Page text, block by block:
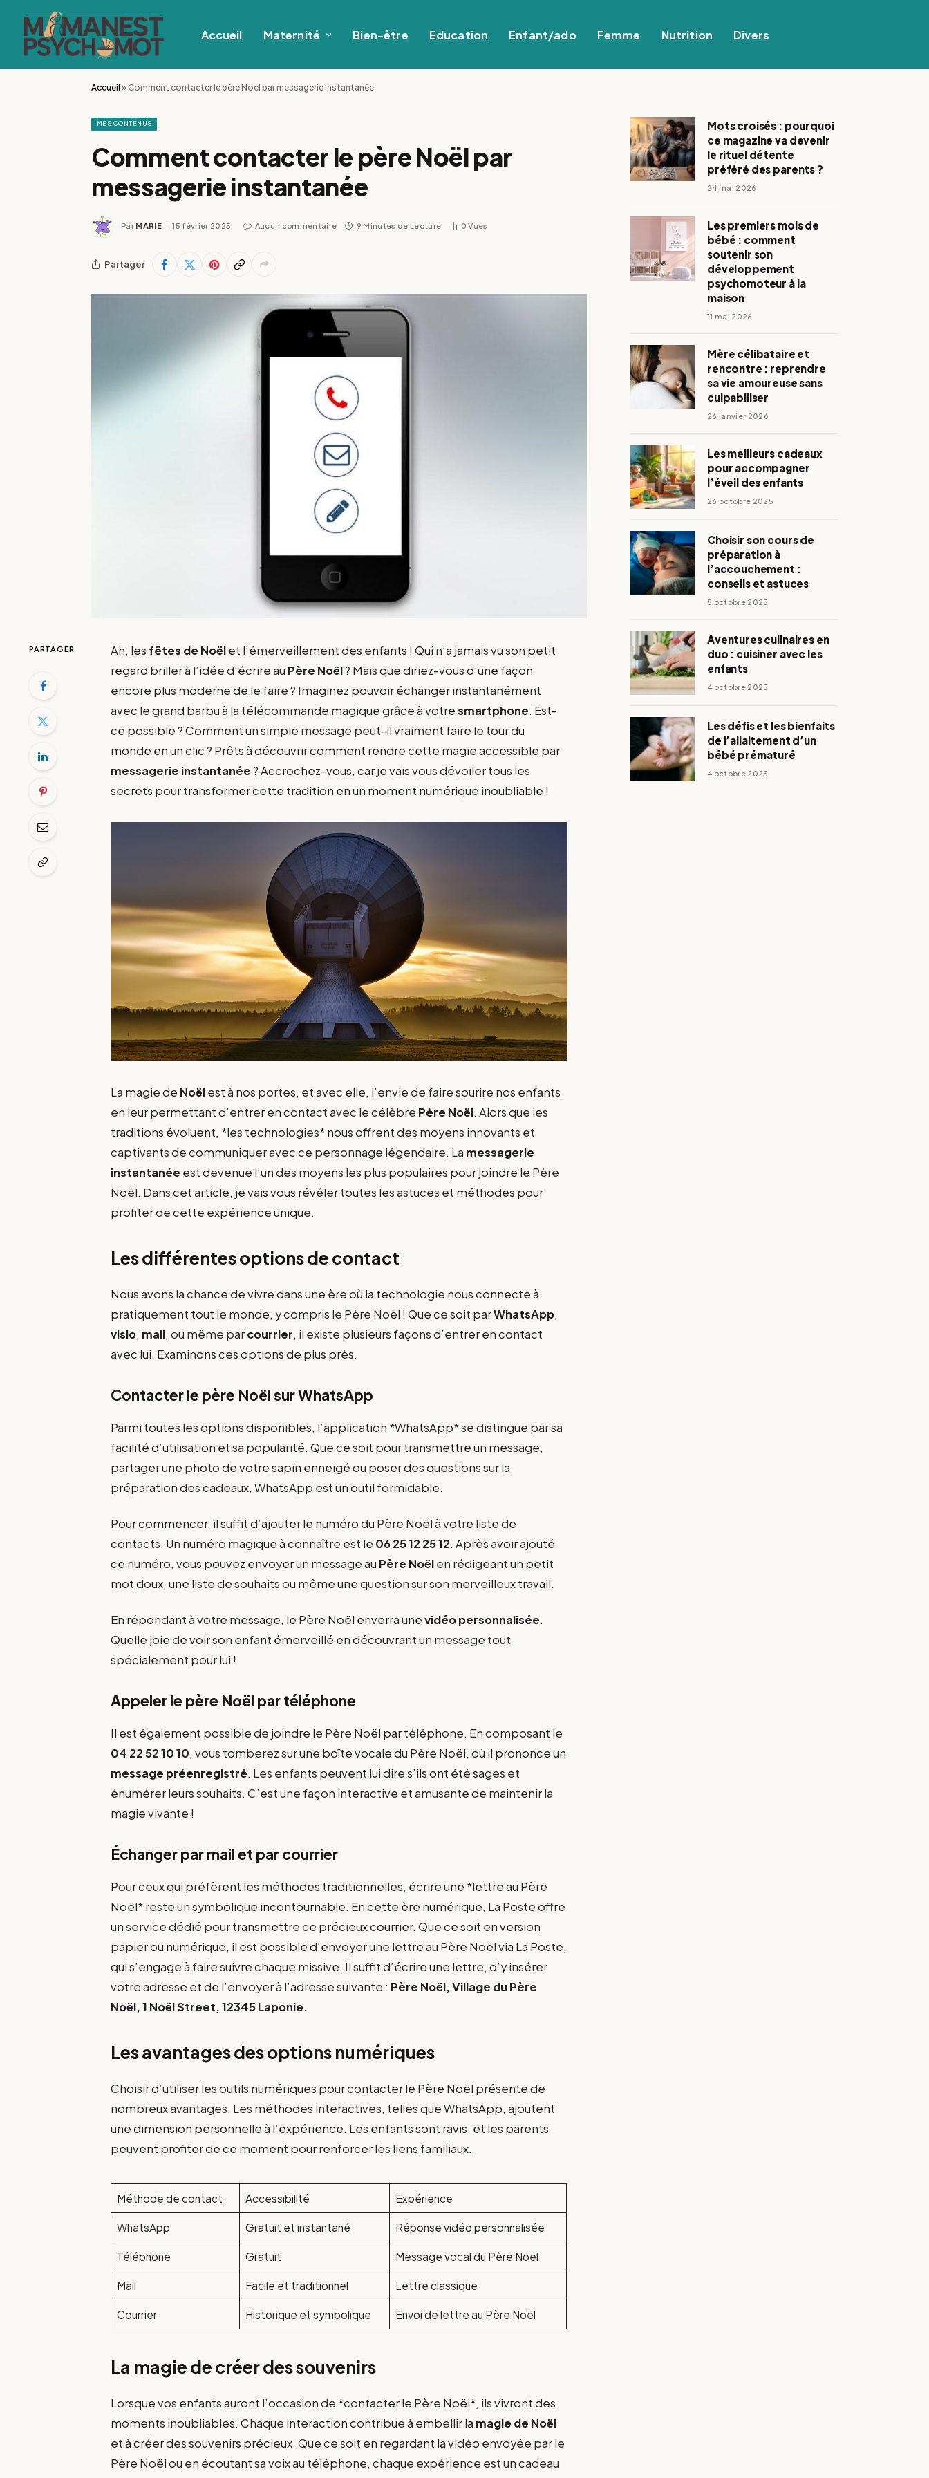
Accueil Maternité Bien-être Education Enfant/ado Femme Nutrition Divers
Accueil » Comment contacter le père Noël par messagerie instantanée
MES CONTENUS
Comment contacter le père Noël par
messagerie instantanée
Par MARIE 15 février 2025 Aucun commentaire 9 Minutes de Lecture 0Vues
Partager
PARTAGER Ah, les fêtes de Noëlet l’émerveillement des enfants ! Qui n’a jamais vu son petit
regard briller à l’idée d’écrire au Père Noël? Mais que diriez-vous d’une façon
encore plus moderne de le faire ? Imaginez pouvoir échanger instantanément
avec le grand barbu à la télécommande magique grâce à votresmartphone. Est-
ce possible ? Comment un simple message peut-il vraiment faire le tour du
monde en un clic ? Prêts à découvrir comment rendre cette magie accessible par
messagerie instantanée? Accrochez-vous, car je vais vous dévoiler tous les
secrets pour transformer cette tradition en un moment numérique inoubliable !
La magie de Noëlest à nos portes, et avec elle, l’envie de faire sourire nos enfants
en leur permettant d’entrer en contact avec le célèbre Père Noël. Alors que les
traditions évoluent, *les technologies* nous offrent des moyens innovants et
captivants de communiquer avec ce personnage légendaire. La messagerie
instantanée est devenue l’un des moyens les plus populaires pour joindre le Père
Noël. Dans cet article, je vais vous révéler toutes les astuces et méthodes pour
profiter de cette expérience unique.
Les différentes options de contact
Nous avons la chance de vivre dans une ère où la technologie nous connecte à
pratiquement tout le monde, y compris le Père Noël ! Que ce soit parWhatsApp,
visio, mail, ou même parcourrier, il existe plusieurs façons d’entrer en contact
avec lui. Examinons ces options de plus près.
Contacter le père Noël sur WhatsApp
Parmi toutes les options disponibles, l’application *WhatsApp* se distingue par sa
facilité d’utilisation et sa popularité. Que ce soit pour transmettre un message,
partager une photo de votre sapin enneigé ou poser des questions sur la
préparation des cadeaux, WhatsApp est un outil formidable.
Pour commencer, il suffit d’ajouter le numéro du Père Noël à votre liste de
contacts. Un numéro magique à connaître est le 06 25 12 25 12. Après avoir ajouté
ce numéro, vous pouvez envoyer un message au Père Noëlen rédigeant un petit
mot doux, une liste de souhaits ou même une question sur son merveilleux travail.
En répondant à votre message, le Père Noël enverra unevidéo personnalisée.
Quelle joie de voir son enfant émerveillé en découvrant un message tout
spécialement pour lui !
Appeler le père Noël par téléphone
Il est également possible de joindre le Père Noël par téléphone. En composant le
04 22 52 10 10, vous tomberez sur une boîte vocale du Père Noël, où il prononce un
message préenregistré. Les enfants peuvent lui dire s’ils ont été sages et
énumérer leurs souhaits. C’est une façon interactive et amusante de maintenir la
magie vivante !
Échanger par mail et par courrier
Pour ceux qui préfèrent les méthodes traditionnelles, écrire une *lettre au Père
Noël* reste un symbolique incontournable. En cette ère numérique, La Poste offre
un service dédié pour transmettre ce précieux courrier. Que ce soit en version
papier ou numérique, il est possible d’envoyer une lettre au Père Noël via La Poste,
qui s’engage à faire suivre chaque missive. Il suffit d’écrire une lettre, d’y insérer
votre adresse et de l’envoyer à l’adresse suivante : Père Noël, Village du Père
Noël, 1 Noël Street, 12345 Laponie.
Les avantages des options numériques
Choisir d’utiliser les outils numériques pour contacter le Père Noël présente de
nombreux avantages. Les méthodes interactives, telles que WhatsApp, ajoutent
une dimension personnelle à l’expérience. Les enfants sont ravis, et les parents
peuvent profiter de ce moment pour renforcer les liens familiaux.
Méthode de contact Accessibilité Expérience
WhatsApp Gratuit et instantané Réponse vidéo personnalisée
Téléphone Gratuit Message vocal du Père Noël
Mail Facile et traditionnel Lettre classique
Courrier Historique et symbolique Envoi de lettre au Père Noël
La magie de créer des souvenirs
Lorsque vos enfants auront l’occasion de *contacter le Père Noël*, ils vivront des
moments inoubliables. Chaque interaction contribue à embellir la magie de Noël
et à créer des souvenirs précieux. Que ce soit en regardant la vidéo envoyée par le
Père Noël ou en écoutant sa voix au téléphone, chaque expérience est un cadeau
Mots croisés : pourquoi
ce magazine va devenir
le rituel détente
préféré des parents ?
24 mai 2026
Les premiers mois de
bébé : comment
soutenir son
développement
psychomoteur à la
maison
11 mai 2026
Mère célibataire et
rencontre : reprendre
sa vie amoureuse sans
culpabiliser
26 janvier 2026
Les meilleurs cadeaux
pour accompagner
l’éveil des enfants
26 octobre 2025
Choisir son cours de
préparation à
l’accouchement :
conseils et astuces
5 octobre 2025
Aventures culinaires en
duo : cuisiner avec les
enfants
4 octobre 2025
Les défis et les bienfaits
de l’allaitement d’un
bébé prématuré
4 octobre 2025